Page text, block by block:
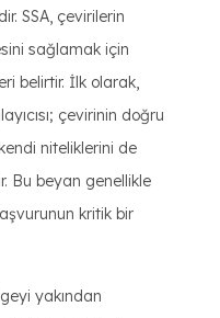
SSA, çevirilerin
sağlamak için
belirtir. İlk olarak,
çevirinin doğru
niteliklerini de
Bu beyan genellikle
kritik bir
yakından